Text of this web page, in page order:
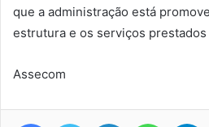
que a administração está
estrutura e os serviços prestados
Assecom
FacebookTwitter Linkedin WhatsApp